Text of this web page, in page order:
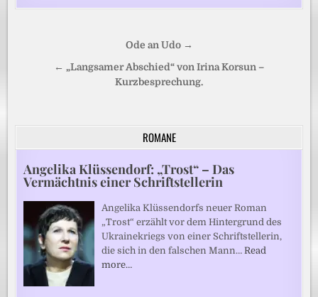
Beitragsnavigation
Ode an Udo →
← „Langsamer Abschied“ von Irina Korsun –
Kurzbesprechung.
ROMANE
Angelika Klüssendorf: „Trost“ – Das
Vermächtnis einer Schriftstellerin
Angelika Klüssendorfs neuer Roman
„Trost“ erzählt vor dem Hintergrund des
Ukrainekriegs von einer Schriftstellerin,
die sich in den falschen Mann…Read
more…